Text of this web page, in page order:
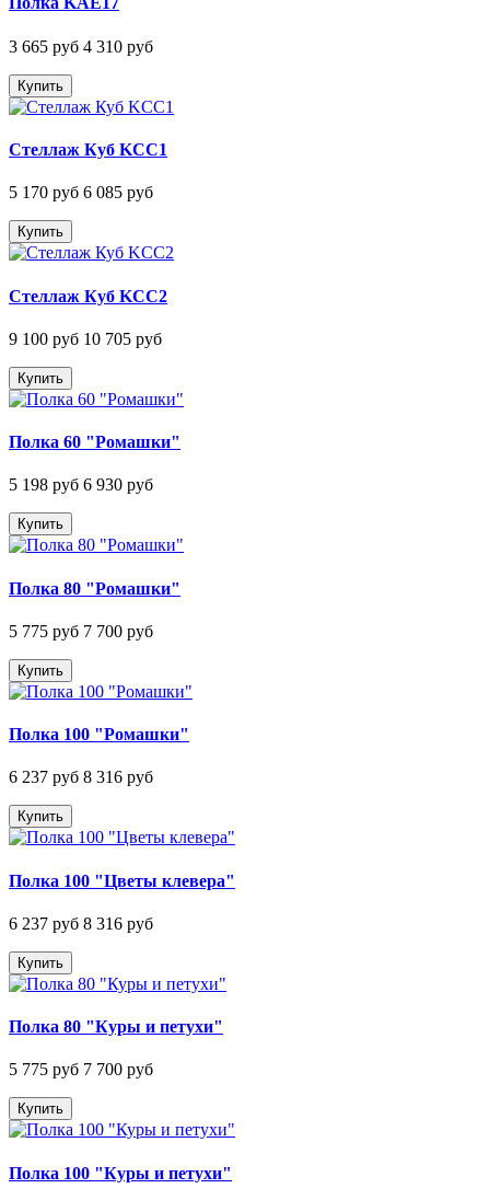
3 665 руб 4 310 руб
Купить
Стеллаж Куб KCC1
5 170 руб 6 085 руб
Купить
Стеллаж Куб KCC2
9 100 руб 10 705 руб
Купить
Полка 60 "Ромашки"
5 198 руб 6 930 руб
Купить
Полка 80 "Ромашки"
5 775 руб 7 700 руб
Купить
Полка 100 "Ромашки"
6 237 руб 8 316 руб
Купить
Полка 100 "Цветы клевера"
6 237 руб 8 316 руб
Купить
Полка 80 "Куры и петухи"
5 775 руб 7 700 руб
Купить
Полка 100 "Куры и петухи"